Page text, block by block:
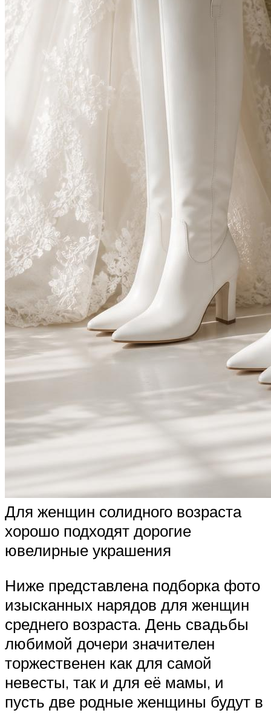
Для женщин солидного возраста
хорошо подходят дорогие
ювелирные украшения
Ниже представлена подборка фото
изысканных нарядов для женщин
среднего возраста. День свадьбы
любимой дочери значителен
торжественен как для самой
невесты, так и для её мамы, и
пусть две родные женщины будут в